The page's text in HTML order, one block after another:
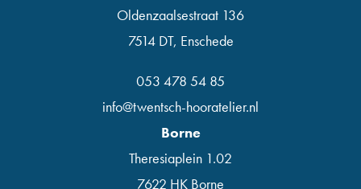
Oldenzaalsestraat 136
7514 DT, Enschede
053 478 54 85
info@twentsch-hooratelier.nl
Borne
Theresiaplein 1.02
7622 HK Borne